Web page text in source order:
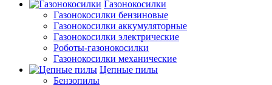
Газонокосилки
Газонокосилки бензиновые
Газонокосилки аккумуляторные
Газонокосилки электрические
Роботы-газонокосилки
Газонокосилки механические
Цепные пилы
Бензопилы